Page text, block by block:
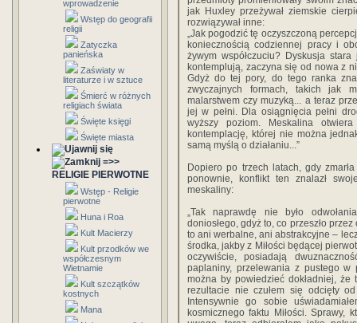
wprowadzenie
Wstęp do geografii
religii
Zatyczka
panieńska
Zaświaty w
literaturze i w sztuce
Śmierć w różnych
religiach świata
Święte księgi
Święte miasta
=>>
RELIGIE PIERWOTNE
Wstęp - Religie
pierwotne
Huna i Roa
Kult Macierzy
Kult przodków we
współczesnym
Wietnamie
Kult szczątków
kostnych
Mana
jak Huxley przeżywał ziemskie
rozwiązywał inne:
„Jak pogodzić tę oczyszczoną
koniecznością codziennej pracy i
żywym współczuciu? Dyskusja
kontemplują, zaczyna się od nowa z
Gdyż do tej pory, do tego ranka
zwyczajnych formach, takich jak
malarstwem czy muzyką... a teraz
jej w pełni. Dla osiągnięcia pełni
wyższy poziom. Meskalina
kontemplację, której nie można
samą myślą o działaniu...”
Dopiero po trzech latach, gdy
ponownie, konflikt ten znalazł
meskaliny:
„Tak naprawdę nie było
doniosłego, gdyż to, co przeszło
to ani werbalne, ani abstrakcyjne –
środka, jakby z Miłości będącej
oczywiście, posiadają
paplaniny, przelewania z pustego w
można by powiedzieć dokładniej, że
rezultacie nie czułem się odcięty
Intensywnie go sobie
kosmicznego faktu Miłości. Sprawy,